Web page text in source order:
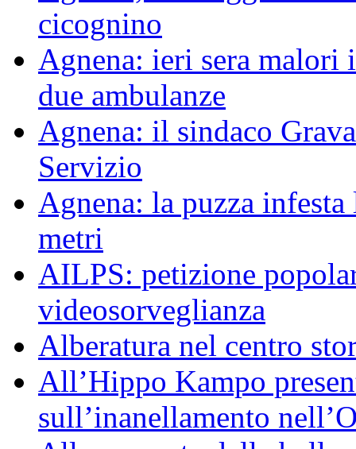
cicognino
Agnena: ieri sera malori
due ambulanze
Agnena: il sindaco
Servizio
Agnena: la puzza
metri
AILPS: petizione
videosorveglianza
Alberatura nel centro
All’Hippo Kampo
sull’inanellamento